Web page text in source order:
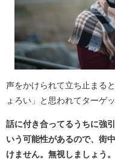
声をかけられて立ち止まる
ょろい」と思われてターゲ
話に付き合ってるうちに強
いう可能性があるので、街
けません。無視しましょう。